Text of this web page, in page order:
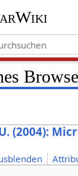
(2004):